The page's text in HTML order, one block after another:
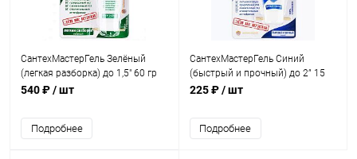
СантехМастерГель Зелёный
(легкая разборка) до 1,5" 60 гр
540 ₽/ шт
Подробнее
СантехМастерГель Синий
(быстрый и прочный) до 2” 15
гр
225 ₽/ шт
Подробнее